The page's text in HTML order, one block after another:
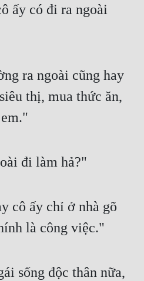
ấy có đi ra ngoài
ra ngoài cũng hay
thị, mua thức ăn,
đi làm hả?"
cô ấy chỉ ở nhà gõ
là công việc."
sống độc thân nữa,